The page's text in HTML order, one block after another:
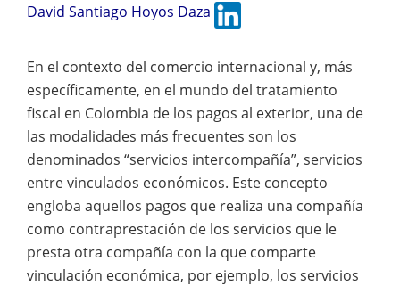
David Santiago Hoyos Daza
En el contexto del comercio internacional y, más
específicamente, en el mundo del tratamiento
fiscal en Colombia de los pagos al exterior, una de
las modalidades más frecuentes son los
denominados “servicios intercompañía”, servicios
entre vinculados económicos. Este concepto
engloba aquellos pagos que realiza una compañía
como contraprestación de los servicios que le
presta otra compañía con la que comparte
vinculación económica, por ejemplo, los servicios